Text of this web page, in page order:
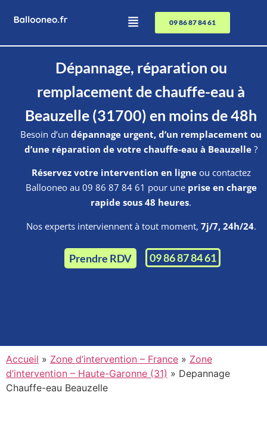
09 86 87 84 61
Dépannage, réparation ou
remplacement de chauffe-eau à
Beauzelle (31700) en moins de 48h
Besoin d’un dépannage urgent, d’un remplacement ou
d’une réparation de votre chauffe-eau à Beauzelle ?
Réservez votre intervention en ligneou contactez
Ballooneo au 09 86 87 84 61 pour une prise en charge
rapide sous 48 heures.
Nos experts interviennent à tout moment, 7j/7, 24h/24.
Prendre RDV 09 86 87 84 61
Accueil » Zone d’intervention – France » Zone
d’intervention – Haute-Garonne (31) » Depannage
Chauffe-eau Beauzelle